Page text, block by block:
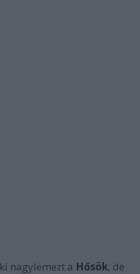
nagylemezt a Hősök, de